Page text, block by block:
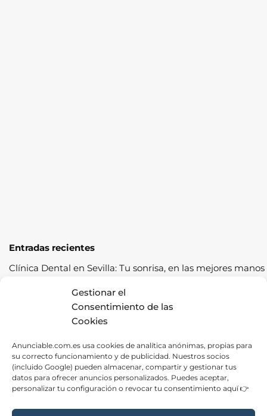
Gestionar el
Consentimiento de las
Cookies
Anunciable.com.es usa cookies de analítica anónimas, propias para
su correcto funcionamiento y de publicidad. Nuestros socios
(incluido Google) pueden almacenar, compartir y gestionar tus
datos para ofrecer anuncios personalizados. Puedes aceptar,
personalizar tu configuración o revocar tu consentimiento aquí 👉
Entradas recientes
Clínica Dental en Sevilla: Tu sonrisa, en las mejores manos
Cómo pasar la ITV a la primera: guía completa con
consejos prácticos
Los cereales sostenibles representan una oportunidad de
Fábrica de Canapés en Barcelona: La Mejor Opción para
tu Descanso
Las ventajas de contratar una empresa de alquiler de
carpas para tus eventos